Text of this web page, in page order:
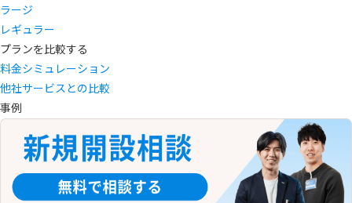
ラージ
レギュラー
プランを比較する
料金シミュレーション
他社サービスとの比較
事例